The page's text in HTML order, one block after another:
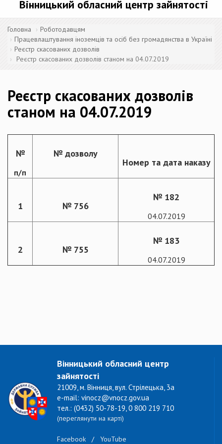
Вінницький обласний центр зайнятості
Головна
Роботодавцям
Працевлаштування іноземців та осіб без громадянства в Україні
Реєстр скасованих дозволів
Реєстр скасованих дозволів станом на 04.07.2019
Реєстр скасованих дозволів
станом на 04.07.2019
№
п/п
№ дозволу
Номер та дата наказу
1 № 756
№ 182
04.07.2019
2 № 755
№ 183
04.07.2019
Вінницький обласний центр
зайнятості
21009, м. Вінниця, вул. Стрілецька, 3а
e-mail: vinocz@vnocz.gov.ua
тел.: (0432) 50-78-19, 0 800 219 710
(переглянути на карті)
Facebook / YouTube